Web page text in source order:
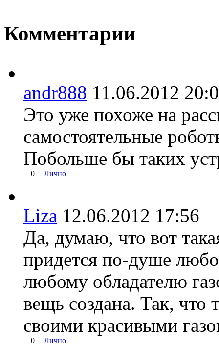
Комментарии
andr888 11.06.2012
Это уже похоже на
самостоятельные
Побольше бы таких
0 Лично
Liza 12.06.2012 17:56
Да, думаю, что вот
придется по-душе
любому обладателю
вещь создана. Так, что
своими красивыми
0 Лично